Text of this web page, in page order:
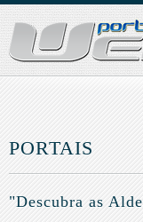
PORTAIS
"Descubra as